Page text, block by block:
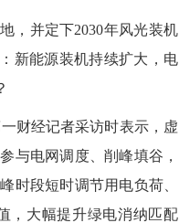
，并定下2030年风光装机
新能源装机持续扩大，电
财经记者采访时表示，虚
与电网调度、削峰填谷，
时段短时调节用电负荷、
，大幅提升绿电消纳匹配